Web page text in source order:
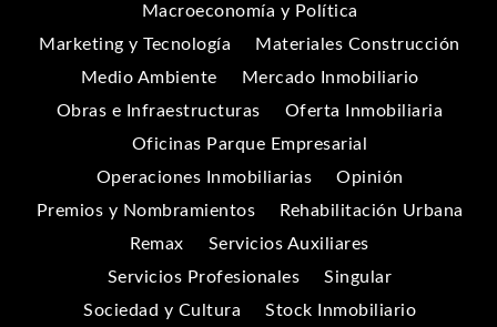
Macroeconomía y Política
Marketing y Tecnología
Materiales Construcción
Medio Ambiente
Mercado Inmobiliario
Obras e Infraestructuras
Oferta Inmobiliaria
Oficinas Parque Empresarial
Operaciones Inmobiliarias
Opinión
Premios y Nombramientos
Rehabilitación Urbana
Remax
Servicios Auxiliares
Servicios Profesionales
Singular
Sociedad y Cultura
Stock Inmobiliario